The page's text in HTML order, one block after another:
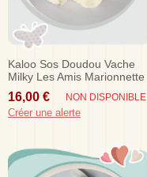
Kaloo Sos Doudou Vache
Milky Les Amis Marionnette
16,00 € NON DISPONIBLE
Créer une alerte